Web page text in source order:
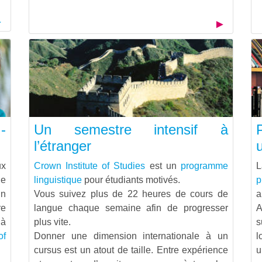
Un semestre intensif à
l’étranger
Crown Institute of Studies est un programme
linguistiquepour étudiants motivés.
Vous suivez plus de 22 heures de cours de
langue chaque semaine afin de progresser
plus vite.
Donner une dimension internationale à un
cursus est un atout de taille. Entre expérience